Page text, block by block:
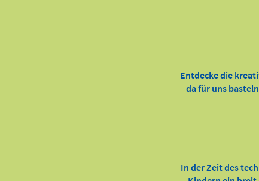
Entdecke die
da für uns
In der Zeit des